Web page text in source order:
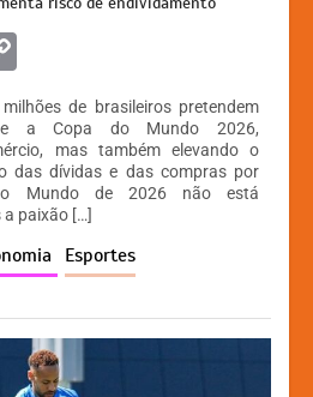
o
p
y
Li
n
k
de brasileiros pretendem
a Copa do Mundo 2026,
mas também elevando o
das dívidas e das compras por
Mundo de 2026 não está
paixão […]
Esportes